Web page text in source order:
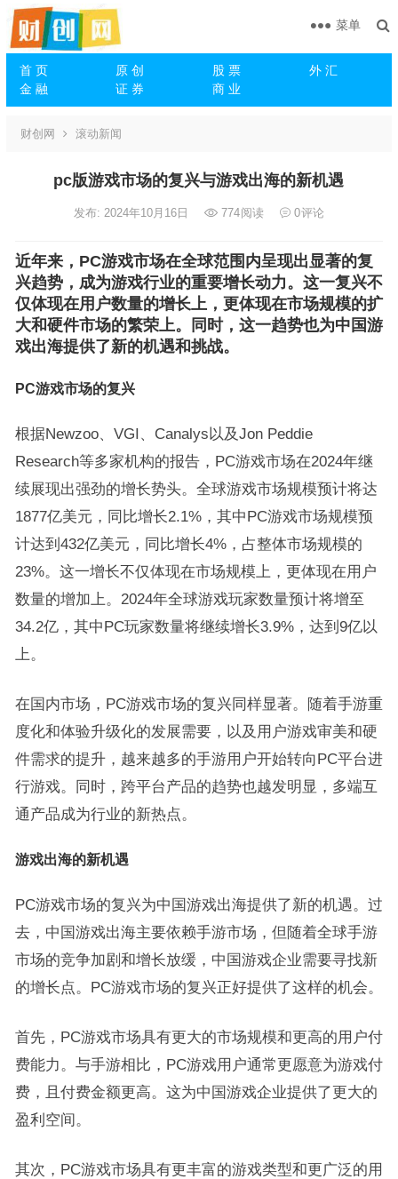
首 页 原 创 股 票
外 汇
金 融
证 券 商 业
菜单
财创网 滚动新闻
pc版游戏市场的复兴与游戏出海的新机遇
发布: 2024年10月16日 774阅读 0评论
近年来，PC游戏市场在全球范围内呈现出显著的复
兴趋势，成为游戏行业的重要增长动力。这一复兴不
仅体现在用户数量的增长上，更体现在市场规模的扩
大和硬件市场的繁荣上。同时，这一趋势也为中国游
戏出海提供了新的机遇和挑战。
PC游戏市场的复兴
根据Newzoo、VGI、Canalys以及Jon Peddie
Research等多家机构的报告，PC游戏市场在2024年继
续展现出强劲的增长势头。全球游戏市场规模预计将达
1877亿美元，同比增长2.1%，其中PC游戏市场规模预
计达到432亿美元，同比增长4%，占整体市场规模的
23%。这一增长不仅体现在市场规模上，更体现在用户
数量的增加上。2024年全球游戏玩家数量预计将增至
34.2亿，其中PC玩家数量将继续增长3.9%，达到9亿以
上。
在国内市场，PC游戏市场的复兴同样显著。随着手游重
度化和体验升级化的发展需要，以及用户游戏审美和硬
件需求的提升，越来越多的手游用户开始转向PC平台进
行游戏。同时，跨平台产品的趋势也越发明显，多端互
通产品成为行业的新热点。
游戏出海的新机遇
PC游戏市场的复兴为中国游戏出海提供了新的机遇。过
去，中国游戏出海主要依赖手游市场，但随着全球手游
市场的竞争加剧和增长放缓，中国游戏企业需要寻找新
的增长点。PC游戏市场的复兴正好提供了这样的机会。
首先，PC游戏市场具有更大的市场规模和更高的用户付
费能力。与手游相比，PC游戏用户通常更愿意为游戏付
费，且付费金额更高。这为中国游戏企业提供了更大的
盈利空间。
其次，PC游戏市场具有更丰富的游戏类型和更广泛的用